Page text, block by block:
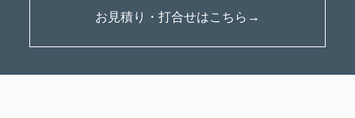
お見積り・打合せはこちら→